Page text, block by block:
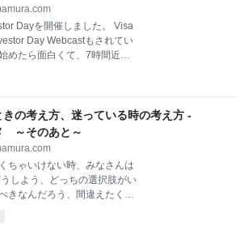
「米国株って楽しいよ！」
白いティッカーシンボルを集
既に投資してる人も話の種に
ィットに富んだティッカーシ
ィッカーシンボル 商品やサー
イメージや連想を表すティッ
Dayを開催しました。 Visa
Day Webcastもされてい
めたら面白くて、7時間近く
観ちゃいました。 で、です
）のMoatについて書いて、そ
ススメ米国株レビュー：
経営陣のプレゼンを観て、
いいわ、これは」と思ったの
変化していてそれがどう事業
のかについて、今村が「お
まとめておきます。 すでに保
資しようか考えている人も是
の考え方、迷っている時の考え方 -
～そのあと～
ちゃいけない時、みなさんは
しよう、どっちの選択肢がい
きなんだろう、間違えたくな
んだろう、どうしよう…… そ
、転職かもしれないし、起業